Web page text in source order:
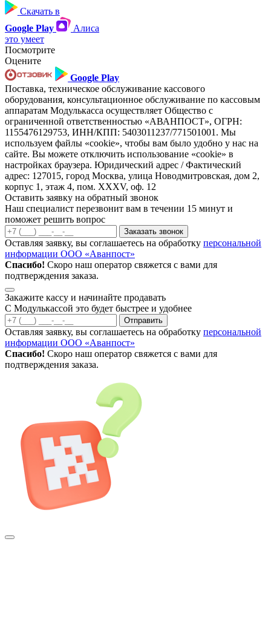
Скачать в
Google Play
Алиса
это умеет
Посмотрите
Оцените
Google Play
Поставка, техническое обслуживание кассового
оборудования, консультационное обслуживание по кассовым
аппаратам Модулькасса осуществляет Общество с
ограниченной ответственностью «АВАНПОСТ», ОГРН:
1155476129753, ИНН/КПП: 5403011237/771501001. Мы
используем файлы «cookie», чтобы вам было удобно у нас на
сайте. Вы можете отключить использование «cookie» в
настройках браузера. Юридический адрес / Фактический
адрес: 127015, город Москва, улица Новодмитровская, дом 2,
корпус 1, этаж 4, пом. XXXV, оф. 12
Оставить заявку на обратный звонок
Наш специалист перезвонит вам в течении 15 минут и
поможет решить вопрос
Заказать звонок
Оставляя заявку, вы соглашаетесь на обработку персональной
информации ООО «Аванпост»
Спасибо! Скоро наш оператор свяжется с вами для
подтверждения заказа.
Закажите кассу и начинайте продавать
С Модулькассой это будет быстрее и удобнее
Отправить
Оставляя заявку, вы соглашаетесь на обработку персональной
информации ООО «Аванпост»
Спасибо! Скоро наш оператор свяжется с вами для
подтверждения заказа.